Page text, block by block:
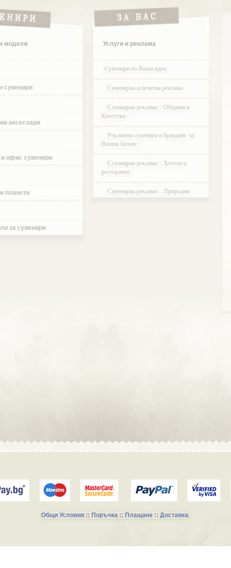
модели
сувенири
аксесоари
и офис сувенири
плакети
за сувенири
Услуги и реклама
Сувенири по Ваши идеи
Сувенирна и печатна реклама
Сувенирна реклама :: Общини и
Кметства
Рекламни сувенири и брандинг за
Вашия бизнес
Сувенирна реклама :: Хотели и
ресторанти
Сувенирна реклама :: Природни
паркове и Резервати
Общи Условия :: Поръчка :: Плащане :: Доставка